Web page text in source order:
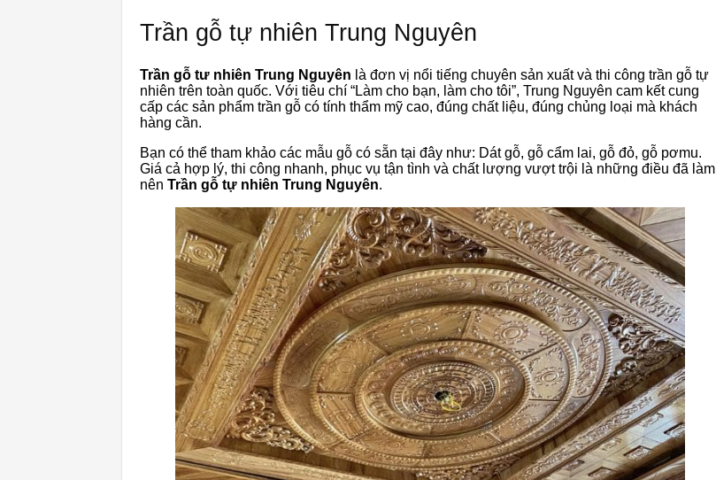
Trần gỗ tự nhiên Trung Nguyên
Trần gỗ tư nhiên Trung Nguyên là đơn vị nổi tiếng chuyên sản xuất và thi công trần gỗ tự
nhiên trên toàn quốc. Với tiêu chí “Làm cho bạn, làm cho tôi”, Trung Nguyên cam kết cung
cấp các sản phẩm trần gỗ có tính thẩm mỹ cao, đúng chất liệu, đúng chủng loại mà khách
hàng cần.
Bạn có thể tham khảo các mẫu gỗ có sẵn tại đây như: Dát gỗ, gỗ cẩm lai, gỗ đỏ, gỗ pơmu.
Giá cả hợp lý, thi công nhanh, phục vụ tận tình và chất lượng vượt trội là những điều đã làm
nên Trần gỗ tự nhiên Trung Nguyên.